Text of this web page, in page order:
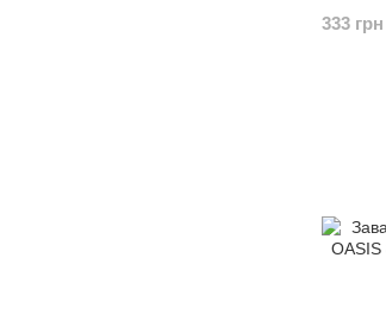
333 грн